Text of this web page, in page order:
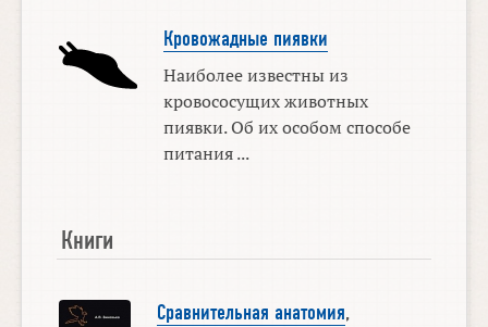
Кровожадные пиявки
Наиболее известны из
кровососущих животных
пиявки. Об их особом способе
питания ...
Книги
Сравнительная анатомия,